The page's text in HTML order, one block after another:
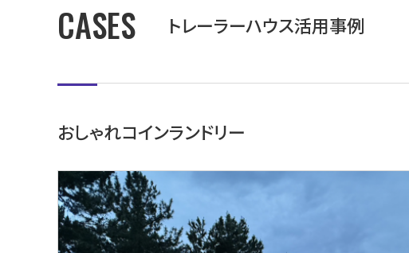
CASES トレーラーハウス活用事例
おしゃれコインランドリー